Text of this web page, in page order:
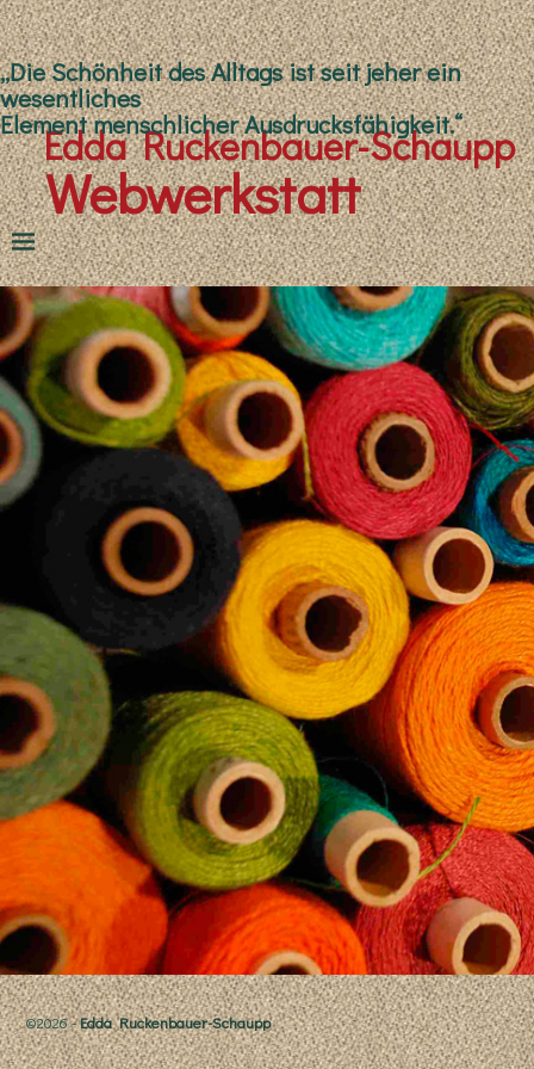
„Die Schönheit des Alltags ist seit jeher ein
wesentliches
Element menschlicher Ausdrucksfähigkeit.“
Edda Ruckenbauer-Schaupp
Webwerkstatt
©2026 -Edda Ruckenbauer-Schaupp